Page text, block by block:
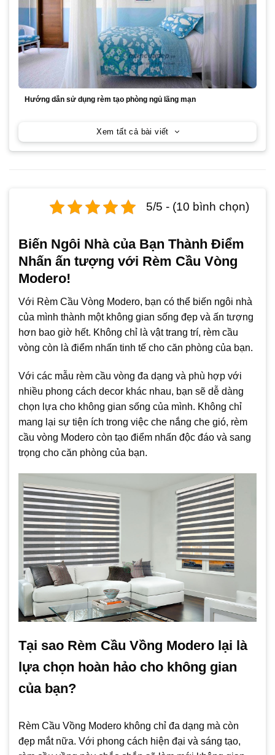
5/5 - (10 bình chọn)
Biến Ngôi Nhà của Bạn Thành Điểm
Nhấn ấn tượng với Rèm Cầu Vòng
Modero!
Với Rèm Cầu Vòng Modero, bạn có thể biến ngôi nhà
của mình thành một không gian sống đẹp và ấn tượng
hơn bao giờ hết. Không chỉ là vật trang trí, rèm cầu
vòng còn là điểm nhấn tinh tế cho căn phòng của bạn.
Với các mẫu rèm cầu vòng đa dạng và phù hợp với
nhiều phong cách decor khác nhau, bạn sẽ dễ dàng
chọn lựa cho không gian sống của mình. Không chỉ
mang lại sự tiện ích trong việc che nắng che gió, rèm
cầu vòng Modero còn tạo điểm nhấn độc đáo và sang
trọng cho căn phòng của bạn.
Tại sao Rèm Cầu Vồng Modero lại là
lựa chọn hoàn hảo cho không gian
của bạn?
Rèm Cầu Vồng Modero không chỉ đa dạng mà còn
đẹp mắt nữa. Với phong cách hiện đại và sáng tạo,
Hướng dẫn sử dụng rèm tạo phòng ngủ lãng mạn
Xem tất cả bài viết